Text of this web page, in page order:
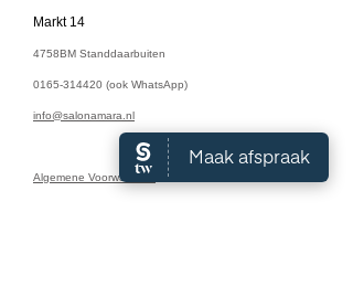
Markt 14
4758BM Standdaarbuiten
0165-314420 (ook WhatsApp)
info@salonamara.nl
Algemene Voorwaarden